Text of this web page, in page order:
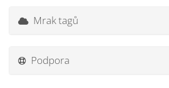
Mrak tagů
Podpora